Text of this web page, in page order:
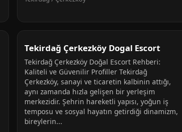
Tekirdağ Çerkezköy Dogal Escort
Tekirdağ Çerkezköy Doğal Escort Rehberi:
Kaliteli ve Güvenilir Profiller Tekirdağ
Çerkezköy, sanayi ve ticaretin kalbinin attığı,
aynı zamanda hızla gelişen bir yerleşim
merkezidir. Şehrin hareketli yapısı, yoğun iş
temposu ve sosyal hayatın getirdiği dinamizm,
bireylerin...